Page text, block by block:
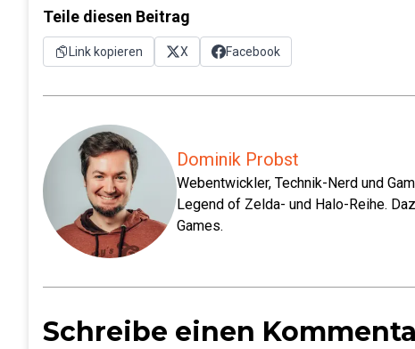
Teile diesen Beitrag
Link kopieren X Facebook
Dominik Probst
Webentwickler, Technik-Nerd und
Legend of Zelda- und Halo-Reihe.
Games.
Schreibe einen